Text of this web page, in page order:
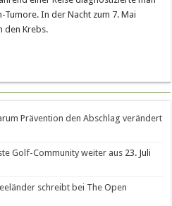
Tumore. In der Nacht zum 7. Mai
den Krebs.
Prävention den Abschlag verändert
Golf-Community weiter aus 23. Juli
schreibt bei The Open